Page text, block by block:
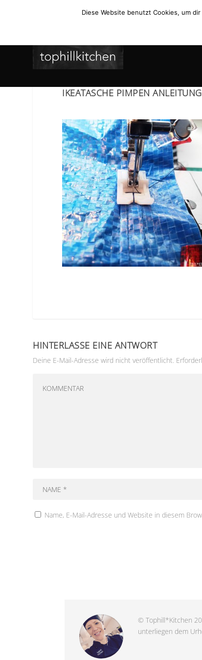
IKEATASCHE PIMPEN
HINTERLASSE EINE ANTWORT
Deine E-Mail-Adresse wird nicht veröffentlicht.
Name, E-Mail-Adresse und Website in diesem
© Tophill*Kitchen
unterliegen dem
Diese Website benutzt Cookies, um